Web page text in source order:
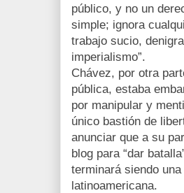
público, y no un
simple; ignora
trabajo sucio,
imperialismo”.
Chávez, por otra
pública, estaba
por manipular y
único bastión de
anunciar que a su
blog para “dar
terminará siendo
latinoamericana.